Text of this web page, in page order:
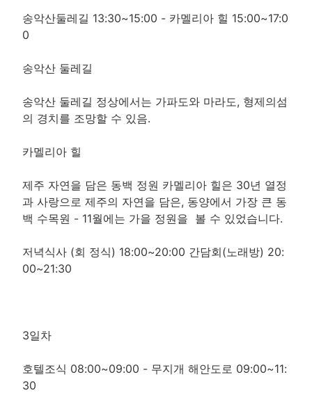
송악산둘레길 13:30~15:00 - 카멜리아 힐 15:00~17:0
0
송악산 둘레길
송악산 둘레길 정상에서는 가파도와 마라도, 형제의섬
의 경치를 조망할 수 있음.
카멜리아 힐
제주 자연을 담은 동백 정원 카멜리아 힐은 30년 열정
과 사랑으로 제주의 자연을 담은, 동양에서 가장 큰 동
백 수목원 - 11월에는 가을 정원을 볼 수 있었습니다.
저녁식사 (회 정식) 18:00~20:00 간담회(노래방) 20:
00~21:30
3일차
호텔조식 08:00~09:00 - 무지개 해안도로 09:00~11:
30